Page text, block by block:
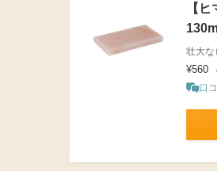
【
壮大な
¥560
口